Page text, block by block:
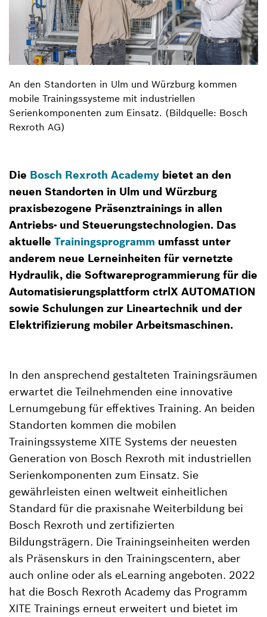
An den Standorten in Ulm und Würzburg kommen
mobile Trainingssysteme mit industriellen
Serienkomponenten zum Einsatz. (Bildquelle: Bosch
Rexroth AG)
Die Bosch Rexroth Academy bietet an den
neuen Standorten in Ulm und Würzburg
praxisbezogene Präsenztrainings in allen
Antriebs- und Steuerungstechnologien. Das
aktuelle Trainingsprogramm umfasst unter
anderem neue Lerneinheiten für vernetzte
Hydraulik, die Softwareprogrammierung für die
Automatisierungsplattform ctrlX AUTOMATION
sowie Schulungen zur Lineartechnik und der
Elektrifizierung mobiler Arbeitsmaschinen.
In den ansprechend gestalteten Trainingsräumen
erwartet die Teilnehmenden eine innovative
Lernumgebung für effektives Training. An beiden
Standorten kommen die mobilen
Trainingssysteme XITE Systems der neuesten
Generation von Bosch Rexroth mit industriellen
Serienkomponenten zum Einsatz. Sie
gewährleisten einen weltweit einheitlichen
Standard für die praxisnahe Weiterbildung bei
Bosch Rexroth und zertifizierten
Bildungsträgern. Die Trainingseinheiten werden
als Präsenskurs in den Trainingscentern, aber
auch online oder als eLearning angeboten. 2022
hat die Bosch Rexroth Academy das Programm
XITE Trainings erneut erweitert und bietet im